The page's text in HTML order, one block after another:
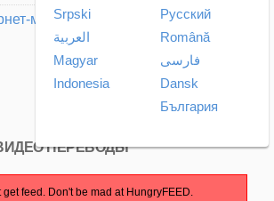
магазин (aнгл.)
Srpski
العربية
Magyar
Indonesia
Pусский
Română
فارسی
Dansk
България
ПЕРЕВОДЫ
get feed. Don't be mad at HungryFEED.